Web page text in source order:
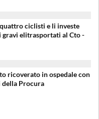
ciclisti e li investe
elitrasportati al Cto -
ricoverato in ospedale con
Procura